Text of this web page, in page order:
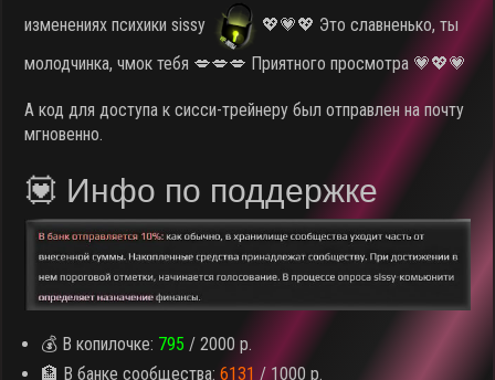
изменениях психики sissy
💖💗💖 Это славненько, ты
молодчинка, чмок тебя 💋💋💋 Приятного просмотра 💗💖💗
А код для доступа к сисси-трейнеру был отправлен на почту
мгновенно.
💟 Инфо по поддержке
💰 В копилочке: 795/ 2000 р.
🏦 В банке сообщества:6131 / 1000 р.